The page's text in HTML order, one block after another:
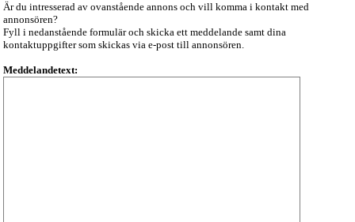
Är du intresserad av ovanstående annons och vill komma i kontakt med
annonsören?
Fyll i nedanstående formulär och skicka ett meddelande samt dina
kontaktuppgifter som skickas via e-post till annonsören.
Meddelandetext: